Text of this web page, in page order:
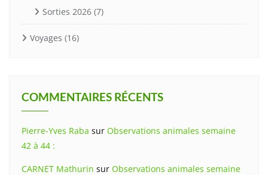
Sorties 2026 (7)
Voyages (16)
COMMENTAIRES RÉCENTS
Pierre-Yves Raba sur Observations animales semaine
42 à 44 :
CARNET Mathurin sur Observations animales semaine